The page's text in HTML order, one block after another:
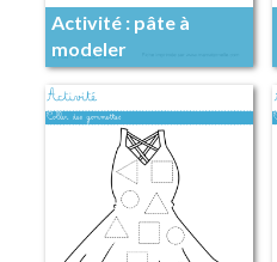
Activité : pâte à
modeler